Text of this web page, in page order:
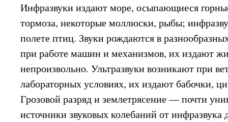
Инфразвуки издают море, осыпающиеся
тормоза, некоторые моллюски, рыбы;
полете птиц. Звуки рождаются в
при работе машин и механизмов, их издают
непроизвольно. Ультразвуки возникают при
лабораторных условиях, их издают бабочки,
Грозовой разряд и землетрясение — почти
источники звуковых колебаний от инфразвука